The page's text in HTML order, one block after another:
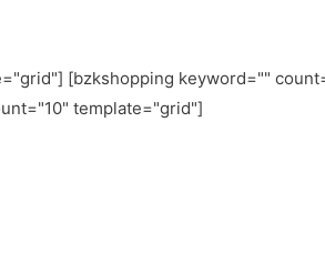
[bzkshopping keyword=""
template="grid"]